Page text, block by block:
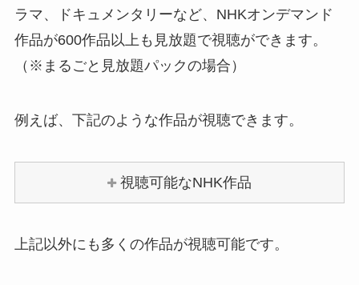
ラマ、ドキュメンタリーなど、NHKオンデマンド
作品が600作品以上も見放題で視聴ができます。
（※まるごと見放題パックの場合）
例えば、下記のような作品が視聴できます。
視聴可能なNHK作品
上記以外にも多くの作品が視聴可能です。